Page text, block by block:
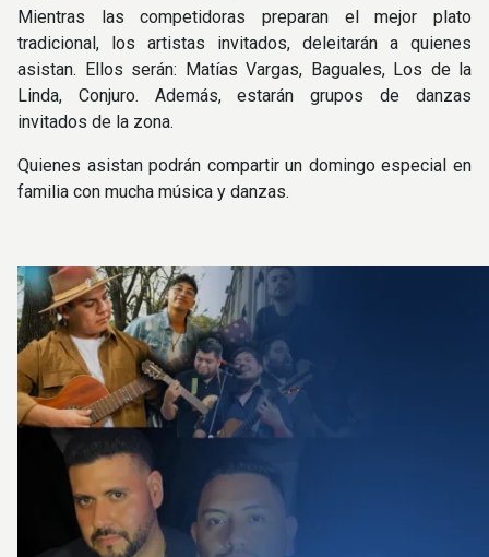
Mientras las competidoras preparan el mejor plato
tradicional, los artistas invitados, deleitarán a quienes
asistan. Ellos serán: Matías Vargas, Baguales, Los de la
Linda, Conjuro. Además, estarán grupos de danzas
invitados de la zona.
Quienes asistan podrán compartir un domingo especial en
familia con mucha música y danzas.